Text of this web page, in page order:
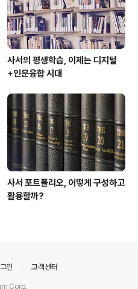
사서의 평생학습, 이제는 디지털
+인문융합 시대
사서 포트폴리오, 어떻게 구성하고
활용할까?
인 고객센터
Corp.